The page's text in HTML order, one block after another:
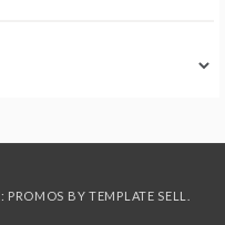
PROMOS BY TEMPLATE SELL